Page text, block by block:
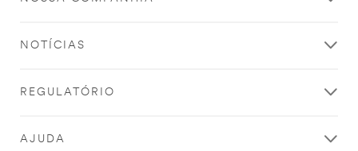
NOTÍCIAS
REGULATÓRIO
AJUDA